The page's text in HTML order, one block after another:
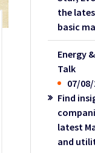
the
basic
Energy
Talk
07/
Find
latest
and